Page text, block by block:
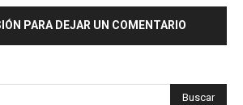
PARA DEJAR UN COMENTARIO